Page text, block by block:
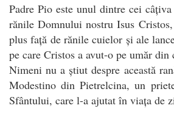
Padre Pio este unul dintre cei
rănile Domnului nostru Isus
plus față de rănile cuielor și ale
pe care Cristos a avut-o pe umăr
Nimeni nu a știut despre această
Modestino din Pietrelcina, un
Sfântului, care l-a ajutat în viața de